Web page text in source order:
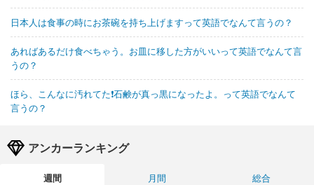
日本人は食事の時にお茶碗を持ち上げますって英語でなんて言うの？
あればあるだけ食べちゃう。お皿に移した方がいいって英語でなんて言
うの？
ほら、こんなに汚れてた❗石鹸が真っ黒になったよ。って英語でなんて
言うの？
アンカーランキング
週間 月間
総合